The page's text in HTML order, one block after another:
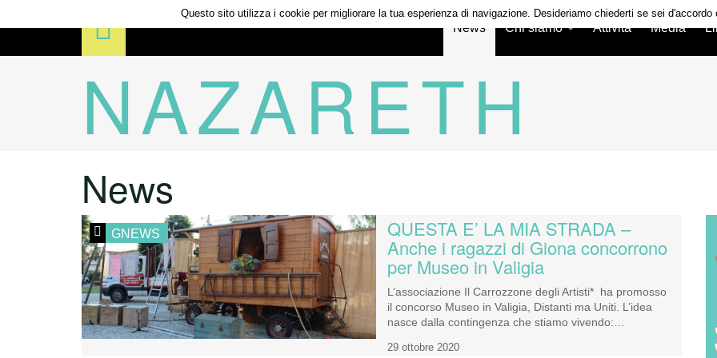
News Chi siamo Attività Media
NAZARETH
News
GNEWS QUESTA E’ LA MIA STRADA –
Anche i ragazzi di Giona concorrono
per Museo in Valigia
L’associazione Il Carrozzone degli Artisti* ha promosso
il concorso Museo in Valigia, Distanti ma Uniti. L’idea
nasce dalla contingenza che stiamo vivendo:…
29 ottobre 2020
Questo sito utilizza i cookie per migliorare la tua esperienza di navigazione. Desideriamo chiederti se sei d'accordo